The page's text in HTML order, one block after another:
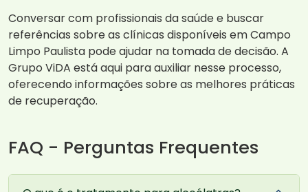
Conversar com profissionais da saúde e buscar
referências sobre as clínicas disponíveis em Campo
Limpo Paulista pode ajudar na tomada de decisão. A
Grupo ViDA está aqui para auxiliar nesse processo,
oferecendo informações sobre as melhores práticas
de recuperação.
FAQ - Perguntas Frequentes